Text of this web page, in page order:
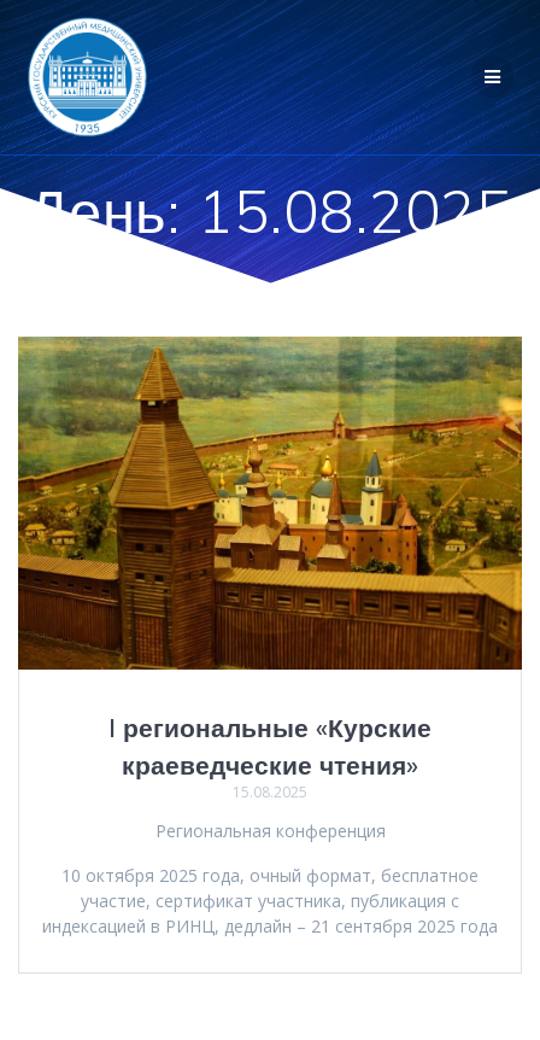
Перейти
контенту
День:15.08.2025
I региональные «Курские
краеведческие чтения»
15.08.2025
Региональная конференция
10 октября 2025 года, очный формат, бесплатное
участие, сертификат участника, публикация с
индексацией в РИНЦ, дедлайн – 21 сентября 2025 года